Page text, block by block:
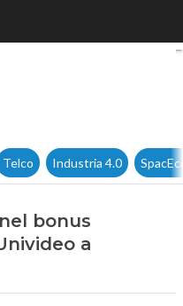
l’home video nel
Telco Industria 4.0
bonus
a